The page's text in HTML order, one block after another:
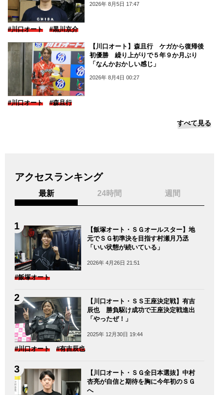
2026年 8月5日 17:47
#川口オート #黒川京介
【川口オート】森且行 ケガから復帰後
初優勝 繰り上がりで５年９か月ぶり
「なんかおかしい感じ」
2026年 8月4日 00:27
#川口オート #森且行
すべて見る
アクセスランキング
最新 24時間 週間
【飯塚オート・ＳＧオールスター】地
元でＳＧ初準決を目指す村瀬月乃丞
「いい状態が続いている」
2026年 4月26日 21:51
#飯塚オート
【川口オート・ＳＳ王座決定戦】有吉
辰也 勝負駆け成功で王座決定戦進出
「やったぜ！」
2025年 12月30日 19:44
#川口オート #有吉辰也
【川口オート・ＳＧ全日本選抜】中村
杏亮が自信と期待を胸に今年初のＳＧ
へ